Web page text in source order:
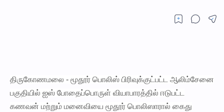
திருகோணமலை - மூதூர் பொலிஸ் பிரிவுக்குட்பட்ட ஆலிம்சேனை
பகுதியில் ஐஸ் போதைப்பொருள் வியாபாரத்தில் ஈடுபட்ட
கணவன் மற்றும் மனைவியை மூதூர் பொலிஸாரால் கைது